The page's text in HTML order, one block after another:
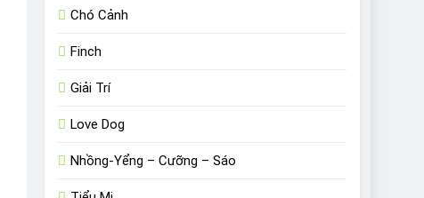
Chó Cảnh
Finch
Giải Trí
Love Dog
Nhồng-Yểng – Cưỡng – Sáo